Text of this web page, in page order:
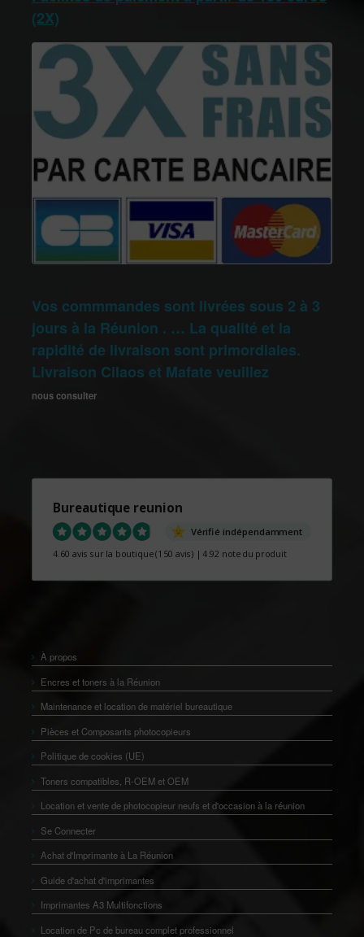
(2X)
Vos commmandes sont livrées sous 2 à 3
jours à la Réunion . … La qualité et la
rapidité de livraison sont primordiales.
Livraison Cilaos et Mafate veuillez
nous consulter
Bureautique reunion
Vérifié indépendamment
4.60 avis sur la boutique(150 avis) |4.92 note du produit
À propos
Encres et toners à la Réunion
Maintenance et location de matériel bureautique
Pièces et Composants photocopieurs
Politique de cookies (UE)
Toners compatibles, R-OEM et OEM
Location et vente de photocopieur neufs et d'occasion à la réunion
Se Connecter
Achat d'Imprimante à La Réunion
Guide d'achat d'imprimantes
Imprimantes A3 Multifonctions
Location de Pc de bureau complet professionnel